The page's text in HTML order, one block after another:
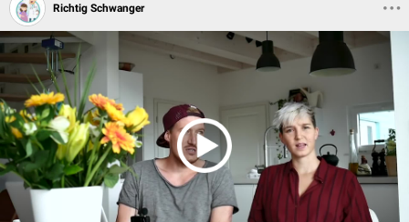
Richtig Schwanger